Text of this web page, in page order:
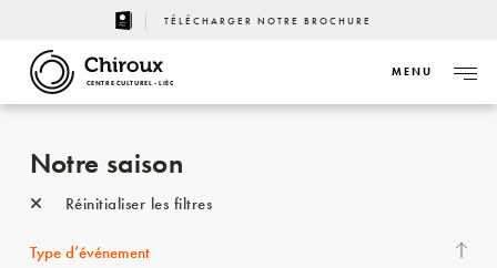
TÉLÉCHARGER NOTRE BROCHURE
CENTRE CULTUREL - LIÈGE
MENU
Notre saison
Réinitialiser les filtres
Type d’événement